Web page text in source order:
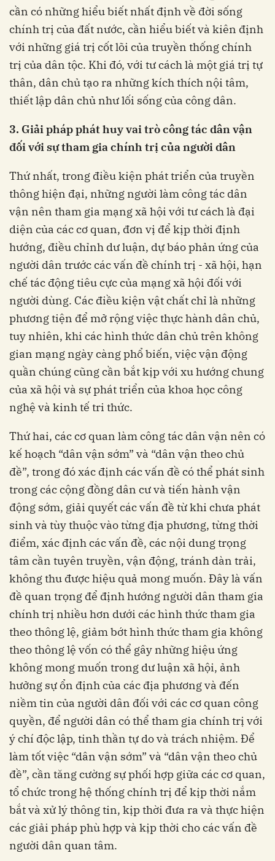
cần có những hiểu biết nhất định về đời sống
chính trị của đất nước, cần hiểu biết và kiên định
với những giá trị cốt lõi của truyền thống chính
trị của dân tộc. Khi đó, với tư cách là một giá trị tự
thân, dân chủ tạo ra những kích thích nội tâm,
thiết lập dân chủ như lối sống của công dân.
3. Giải pháp phát huy vai trò công tác dân vận
đối với sự tham gia chính trị của người dân
Thứ nhất, trong điều kiện phát triển của truyền
thông hiện đại, những người làm công tác dân
vận nên tham gia mạng xã hội với tư cách là đại
diện của các cơ quan, đơn vị để kịp thời định
hướng, điều chỉnh dư luận, dự báo phản ứng của
người dân trước các vấn đề chính trị - xã hội, hạn
chế tác động tiêu cực của mạng xã hội đối với
người dùng. Các điều kiện vật chất chỉ là những
phương tiện để mở rộng việc thực hành dân chủ,
tuy nhiên, khi các hình thức dân chủ trên không
gian mạng ngày càng phổ biến, việc vận động
quần chúng cũng cần bắt kịp với xu hướng chung
của xã hội và sự phát triển của khoa học công
nghệ và kinh tế tri thức.
Thứ hai, các cơ quan làm công tác dân vận nên có
kế hoạch “dân vận sớm” và “dân vận theo chủ
đề”, trong đó xác định các vấn đề có thể phát sinh
trong các cộng đồng dân cư và tiến hành vận
động sớm, giải quyết các vấn đề từ khi chưa phát
sinh và tùy thuộc vào từng địa phương, từng thời
điểm, xác định các vấn đề, các nội dung trọng
tâm cần tuyên truyền, vận động, tránh dàn trải,
không thu được hiệu quả mong muốn. Đây là vấn
đề quan trọng để định hướng người dân tham gia
chính trị nhiều hơn dưới các hình thức tham gia
theo thông lệ, giảm bớt hình thức tham gia không
theo thông lệ vốn có thể gây những hiệu ứng
không mong muốn trong dư luận xã hội, ảnh
hưởng sự ổn định của các địa phương và đến
niềm tin của người dân đối với các cơ quan công
quyền, để người dân có thể tham gia chính trị với
ý chí độc lập, tinh thần tự do và trách nhiệm. Để
làm tốt việc “dân vận sớm” và “dân vận theo chủ
đề”, cần tăng cường sự phối hợp giữa các cơ quan,
tổ chức trong hệ thống chính trị để kịp thời nắm
bắt và xử lý thông tin, kịp thời đưa ra và thực hiện
các giải pháp phù hợp và kịp thời cho các vấn đề
người dân quan tâm.